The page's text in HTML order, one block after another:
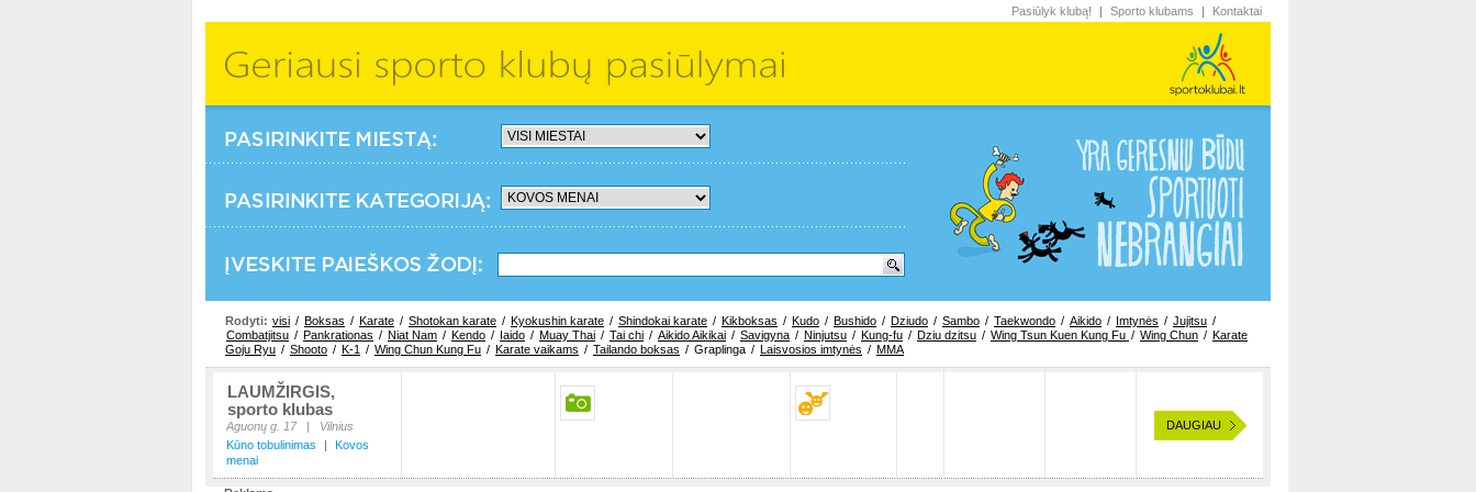
Pasiūlyk klubą! Sporto klubams Kontaktai
Rodyti: visi / Boksas / Karate / Shotokan karate / Kyokushin karate / Shindokai karate / Kikboksas / Kudo / Bushido / Dziudo / Sambo / Taekwondo / Aikido / Imtynės / Jujitsu /
Combatjitsu / Pankrationas / Niat Nam / Kendo / Iaido / Muay Thai / Tai chi / Aikido Aikikai / Savigyna / Ninjutsu / Kung-fu / Dziu dzitsu / Wing Tsun Kuen Kung Fu / Wing Chun / Karate
Goju Ryu / Shooto / K-1 / Wing Chun Kung Fu / Karate vaikams / Tailando boksas / Graplinga / Laisvosios imtynės / MMA
LAUMŽIRGIS,
sporto klubas
Aguonų g. 17 |
Vilnius
Kūno tobulinimas
|
Kovos
menai
DAUGIAU